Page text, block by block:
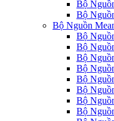
Bộ
Bộ
Bộ Nguồn
Bộ
Bộ
Bộ
Bộ
Bộ
Bộ
Bộ
Bộ